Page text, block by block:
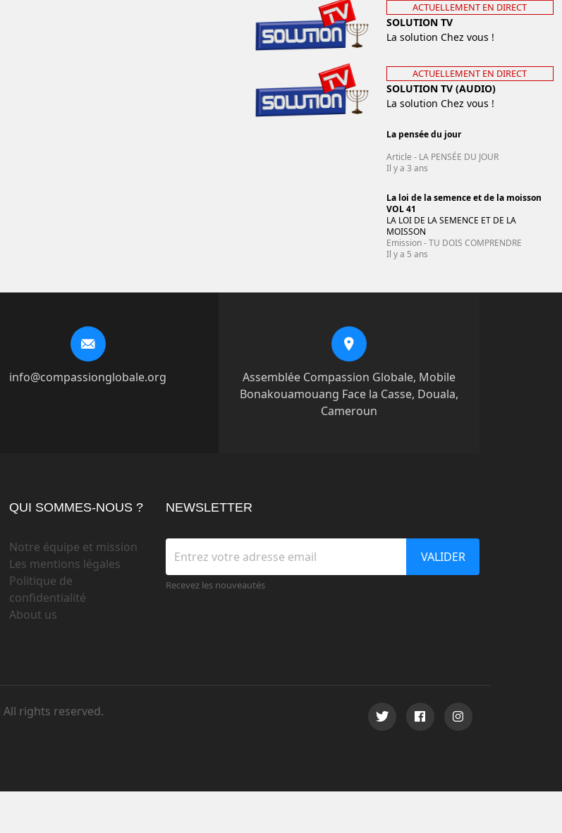
ACTUELLEMENT EN DIRECT
SOLUTION TV
La solution Chez vous !
ACTUELLEMENT EN DIRECT
SOLUTION TV (AUDIO)
La solution Chez vous !
La pensée du jour
Article - LA PENSÉE DU JOUR
Il y a 3 ans
La loi de la semence et de la moisson
VOL 41
LA LOI DE LA SEMENCE ET DE LA
MOISSON
Emission - TU DOIS COMPRENDRE
Il y a 5 ans
info@compassionglobale.org
Assemblée Compassion Globale, Mobile
Bonakouamouang Face la Casse, Douala,
Cameroun
QUI SOMMES-NOUS ?
Notre équipe et mission
Les mentions légales
Politique de
confidentialité
About us
NEWSLETTER
VALIDER
Recevez les nouveautés
All rights reserved.